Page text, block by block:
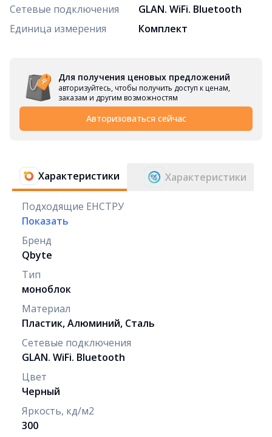
Сетевые подключения
GLAN. WiFi. Bluetooth
Единица измерения
Комплект
Для получения ценовых предложений
авторизуйтесь, чтобы получить доступ к ценам,
заказам и другим возможностям
Авторизоваться сейчас
Характеристики Характеристики
Подходящие ЕНСТРУ
Показать
Бренд
Qbyte
Тип
моноблок
Материал
Пластик, Алюминий, Сталь
Сетевые подключения
GLAN. WiFi. Bluetooth
Цвет
Черный
Яркость, кд/м2
300